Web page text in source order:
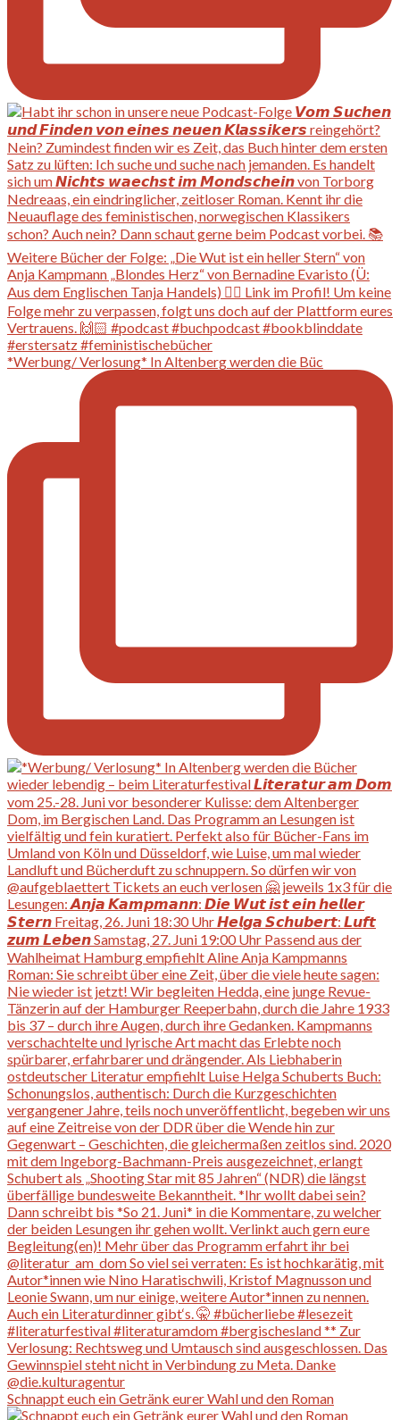
*Werbung/ Verlosung* In Altenberg werden die Büc
Schnappt euch ein Getränk eurer Wahl und den Roman